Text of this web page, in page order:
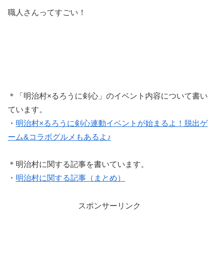
職人さんってすごい！
＊「明治村×るろうに剣心」のイベント内容について書い
ています。
・ 明治村×るろうに剣心連動イベントが始まるよ！脱出ゲ
ーム&コラボグルメもあるよ♪
＊明治村に関する記事を書いています。
・ 明治村に関する記事（まとめ）
スポンサーリンク